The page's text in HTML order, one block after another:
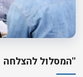
''המסלול להצלחה